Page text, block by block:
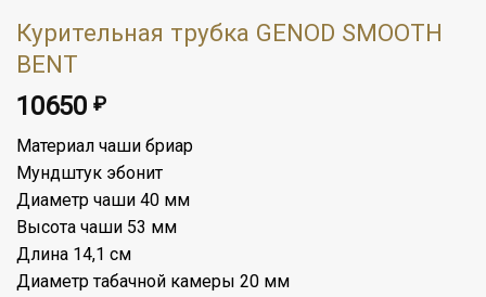
Курительная трубка GENOD SMOOTH
BENT
10650 ₽
Материал чаши бриар
Мундштук эбонит
Диаметр чаши 40 мм
Высота чаши 53 мм
Длина 14,1 см
Диаметр табачной камеры 20 мм